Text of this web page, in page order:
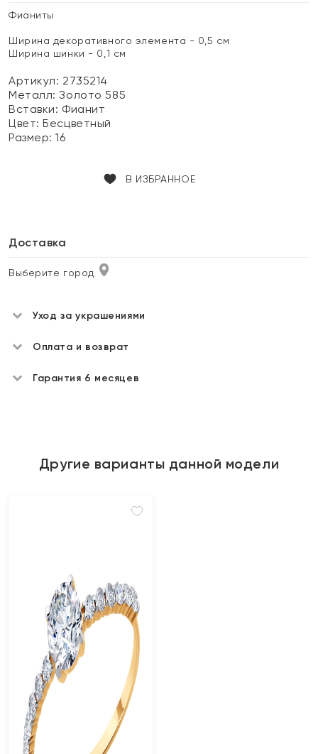
Фианиты
Ширина декоративного элемента - 0,5 см
Ширина шинки - 0,1 см
Артикул: 2735214
Металл:Золото 585
Вставки: Фианит
Цвет:Бесцветный
Размер:16
В ИЗБРАННОЕ
Доставка
Выберите город
Уход за украшениями
Оплата и возврат
Гарантия 6 месяцев
Другие варианты данной модели